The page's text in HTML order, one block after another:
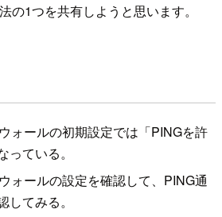
の1つを共有しようと思います。
ォールの初期設定では「PINGを許
ている。
ォールの設定を確認して、PING通
てみる。